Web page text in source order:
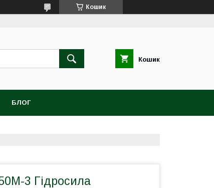
Кошик
Кошик
БЛОГ
3 Гідросила